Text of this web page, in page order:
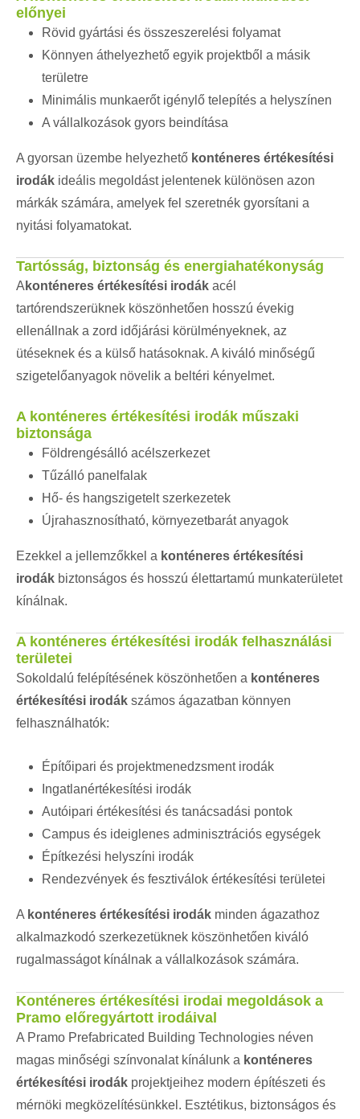
előnyei
Rövid gyártási és összeszerelési folyamat
Könnyen áthelyezhető egyik projektből a másik
területre
Minimális munkaerőt igénylő telepítés a helyszínen
A vállalkozások gyors beindítása
A gyorsan üzembe helyezhető konténeres értékesítési
irodák ideális megoldást jelentenek különösen azon
márkák számára, amelyek fel szeretnék gyorsítani a
nyitási folyamatokat.
Tartósság, biztonság és energiahatékonyság
A konténeres értékesítési irodák acél
tartórendszerüknek köszönhetően hosszú évekig
ellenállnak a zord időjárási körülményeknek, az
ütéseknek és a külső hatásoknak. A kiváló minőségű
szigetelőanyagok növelik a beltéri kényelmet.
A konténeres értékesítési irodák műszaki
biztonsága
Földrengésálló acélszerkezet
Tűzálló panelfalak
Hő- és hangszigetelt szerkezetek
Újrahasznosítható, környezetbarát anyagok
Ezekkel a jellemzőkkel a konténeres értékesítési
irodák biztonságos és hosszú élettartamú munkaterületet
kínálnak.
A konténeres értékesítési irodák felhasználási
területei
Sokoldalú felépítésének köszönhetően a konténeres
értékesítési irodák számos ágazatban könnyen
felhasználhatók:
Építőipari és projektmenedzsment irodák
Ingatlanértékesítési irodák
Autóipari értékesítési és tanácsadási pontok
Campus és ideiglenes adminisztrációs egységek
Építkezési helyszíni irodák
Rendezvények és fesztiválok értékesítési területei
A konténeres értékesítési irodák minden ágazathoz
alkalmazkodó szerkezetüknek köszönhetően kiváló
rugalmasságot kínálnak a vállalkozások számára.
Konténeres értékesítési irodai megoldások a
Pramo előregyártott irodáival
A Pramo Prefabricated Building Technologies néven
magas minőségi színvonalat kínálunk a konténeres
értékesítési irodák projektjeihez modern építészeti és
mérnöki megközelítésünkkel. Esztétikus, biztonságos és